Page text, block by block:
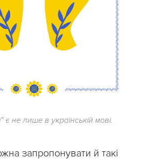
є не лише в українській мові.
запропонувати й такі